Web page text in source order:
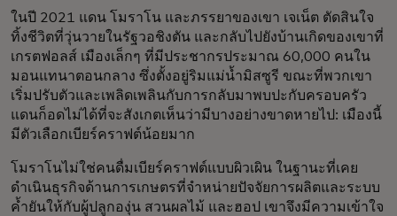
ในปี 2021 แดน โมราโน และภรรยาของเขา เจเน็ต ตัดสินใจ
ทิ้งชีวิตที่วุ่นวายในรัฐวอชิงตัน และกลับไปยังบ้านเกิดของเขาที่
เกรตฟอลส์ เมืองเล็กๆ ที่มีประชากรประมาณ 60,000 คนใน
มอนแทนาตอนกลาง ซึ่งตั้งอยู่ริมแม่น้ำมิสซูรี ขณะที่พวกเขา
เริ่มปรับตัวและเพลิดเพลินกับการกลับมาพบปะกับครอบครัว
แดนก็อดไม่ได้ที่จะสังเกตเห็นว่ามีบางอย่างขาดหายไป: เมืองนี้
มีตัวเลือกเบียร์คราฟต์น้อยมาก
โมราโนไม่ใช่คนดื่มเบียร์คราฟต์แบบผิวเผิน ในฐานะที่เคย
ดำเนินธุรกิจด้านการเกษตรที่จำหน่ายปัจจัยการผลิตและระบบ
ค้ำยันให้กับผู้ปลูกองุ่น สวนผลไม้ และฮอป เขาจึงมีความเข้าใจ